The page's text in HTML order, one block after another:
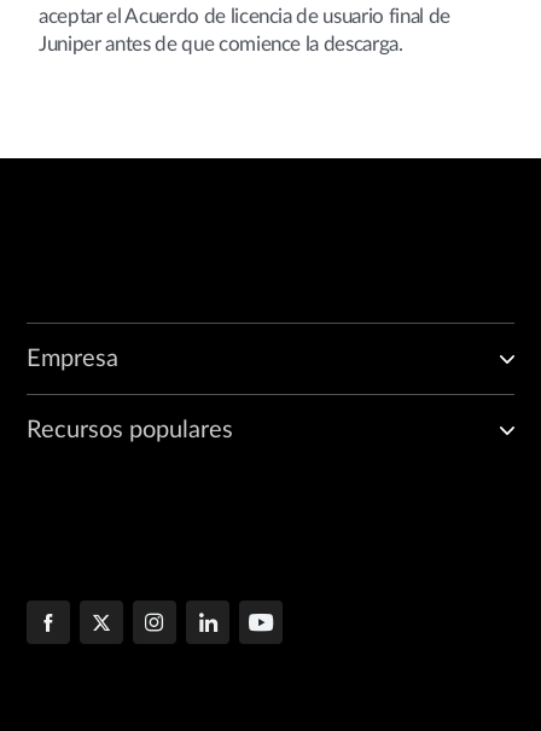
aceptar el Acuerdo de licencia de usuario final de
Juniper antes de que comience la descarga.
Empresa
Recursos populares